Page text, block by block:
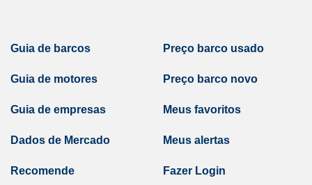
Guia de barcos
Guia de motores
Guia de empresas
Dados de Mercado
Preço barco usado
Preço barco novo
Meus favoritos
Meus alertas
Recomende Fazer Login